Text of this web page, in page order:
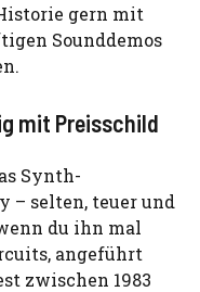
gern mit
Sounddemos
mit Preisschild
Synth-
– selten, teuer und
du ihn mal
angeführt
zwischen 1983